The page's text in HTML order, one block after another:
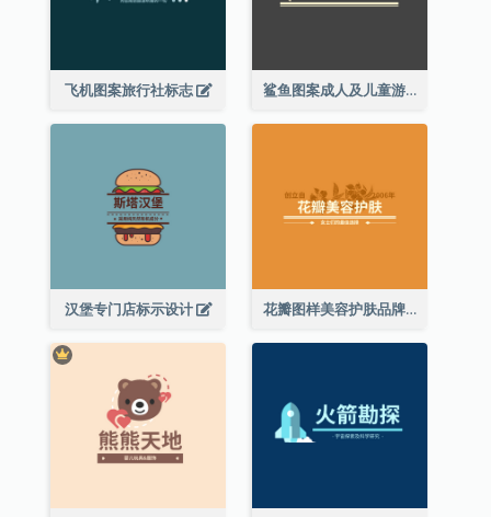
飞机图案旅行社标志 鲨鱼图案成人及儿童游泳课程标志设计
汉堡专门店标示设计 花瓣图样美容护肤品牌标志